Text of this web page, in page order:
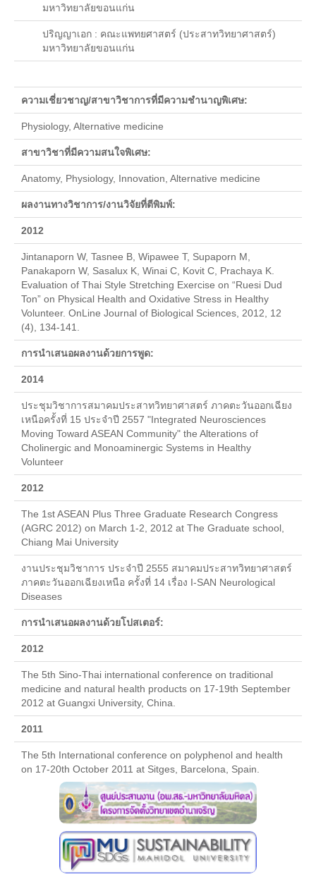
หลักสูตรปริญญาตรี
หลักสูตรสาธารณสุขศาสตรบัณฑิต
บริการการศึกษา
Elearning
Download แบบฟอร์ม
กิจกรรมต่าง ๆ
ปฏิทินการศึกษา
ปฏิทินการศึกษาและกิจกรรมนักศึกษา
ตารางเรียนนักศึกษา
ตารางสอบ
ทุนการศึกษา
ทุนการศึกษามหาวิทยาลัยมหิดล
กยศ.
ประกาศ กยศ.
แบบฟอร์มสำหรับผู้กู้
กรอ.
ประกาศ กรอ.
บริการด้านสุขภาพ
หน่วยบริการสุขภาพ
หน่วยบริการทันตกรรม
บริการให้การศึกษา
คลินิกวัยทีน
บริการด้านเงินสงเคราะห์
วินัยนักศึกษา
แนะแนวให้คำปรึกษา
นักศึกษาวิชาทหาร
มหาวิทยาลัยขอนแก่น
ปริญญาเอก : คณะแพทยศาสตร์ (ประสาทวิทยาศาสตร์)
มหาวิทยาลัยขอนแก่น
ความเชี่ยวชาญ/สาขาวิชาการที่มีความชำนาญพิเศษ:
Physiology, Alternative medicine
สาขาวิชาที่มีความสนใจพิเศษ:
Anatomy, Physiology, Innovation, Alternative medicine
ผลงานทางวิชาการ/งานวิจัยที่ตีพิมพ์:
2012
Jintanaporn W, Tasnee B, Wipawee T, Supaporn M,
Panakaporn W, Sasalux K, Winai C, Kovit C, Prachaya K.
Evaluation of Thai Style Stretching Exercise on “Ruesi Dud
Ton” on Physical Health and Oxidative Stress in Healthy
Volunteer. OnLine Journal of Biological Sciences, 2012, 12
(4), 134-141.
การนำเสนอผลงานด้วยการพูด:
2014
ประชุมวิชาการสมาคมประสาทวิทยาศาสตร์ ภาคตะวันออกเฉียง
เหนือครั้งที่ 15 ประจำปี 2557 "Integrated Neurosciences
Moving Toward ASEAN Community" the Alterations of
Cholinergic and Monoaminergic Systems in Healthy
Volunteer
2012
The 1st ASEAN Plus Three Graduate Research Congress
(AGRC 2012) on March 1-2, 2012 at The Graduate school,
Chiang Mai University
งานประชุมวิชาการ ประจำปี 2555 สมาคมประสาทวิทยาศาสตร์
ภาคตะวันออกเฉียงเหนือ ครั้งที่ 14 เรื่อง I-SAN Neurological
Diseases
การนำเสนอผลงานด้วยโปสเตอร์:
2012
The 5th Sino-Thai international conference on traditional
medicine and natural health products on 17-19th September
2012 at Guangxi University, China.
2011
The 5th International conference on polyphenol and health
on 17-20th October 2011 at Sitges, Barcelona, Spain.